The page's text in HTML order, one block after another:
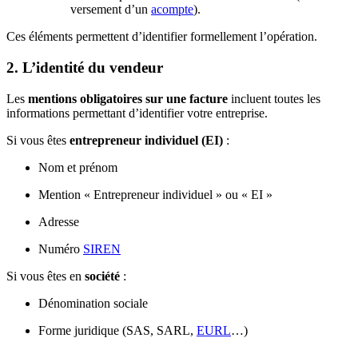
versement d’un acompte).
Ces éléments permettent d’identifier formellement l’opération.
2. L’identité du vendeur
Les mentions obligatoires sur une facture incluent toutes les
informations permettant d’identifier votre entreprise.
Si vous êtes entrepreneur individuel (EI) :
Nom et prénom
Mention « Entrepreneur individuel » ou « EI »
Adresse
Numéro SIREN
Si vous êtes en société :
Dénomination sociale
Forme juridique (SAS, SARL, EURL…)